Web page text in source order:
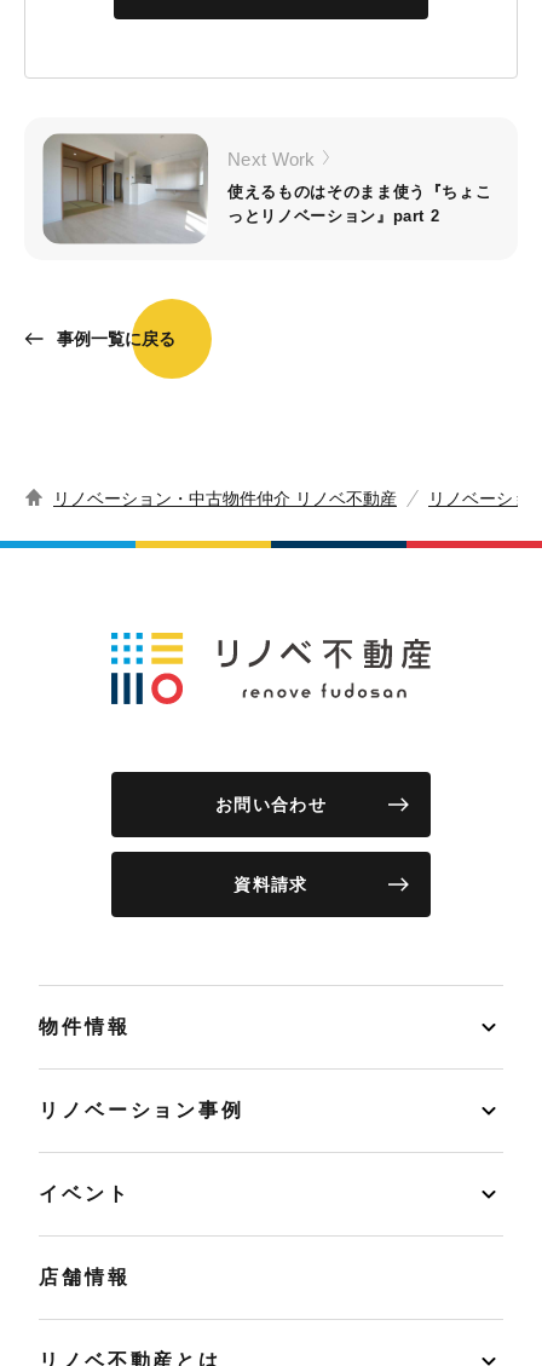
事例一覧に戻る
Next Work
使えるものはそのまま使う『ちょこ
っとリノベーション』part 2
リノベーション・中古物件仲介 リノベ不動産 リノベーショ
お問い合わせ
資料請求
物件情報
リノベーション事例
イベント
店舗情報
リノベ不動産とは